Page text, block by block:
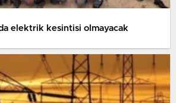
elektrik kesintisi olmayacak